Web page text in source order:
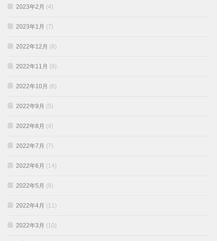
2023年2月 (4)
2023年1月 (7)
2022年12月 (8)
2022年11月 (9)
2022年10月 (6)
2022年9月 (5)
2022年8月 (4)
2022年7月 (7)
2022年6月 (14)
2022年5月 (9)
2022年4月 (11)
2022年3月 (10)